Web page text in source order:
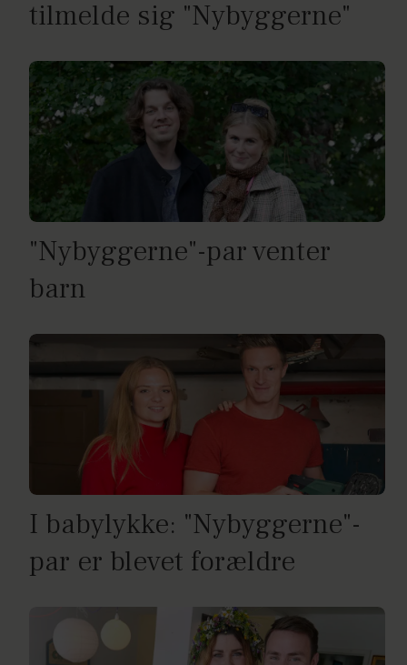
tilmelde sig "Nybyggerne"
"Nybyggerne"-par venter
barn
I babylykke: "Nybyggerne"-
par er blevet forældre